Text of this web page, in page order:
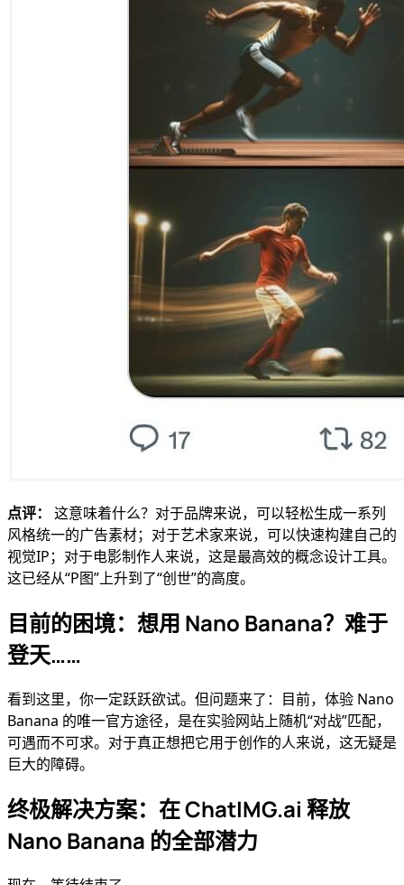
点评：
这意味着什么？对于品牌来说，可以轻松生成一系列
风格统一的广告素材；对于艺术家来说，可以快速构建自己的
视觉IP；对于电影制作人来说，这是最高效的概念设计工具。
这已经从“P图”上升到了“创世”的高度。
目前的困境：想用 Nano Banana？难于
登天……
看到这里，你一定跃跃欲试。但问题来了：目前，体验 Nano
Banana 的唯一官方途径，是在实验网站上随机“对战”匹配，
可遇而不可求。对于真正想把它用于创作的人来说，这无疑是
巨大的障碍。
终极解决方案：在 ChatIMG.ai 释放
Nano Banana 的全部潜力